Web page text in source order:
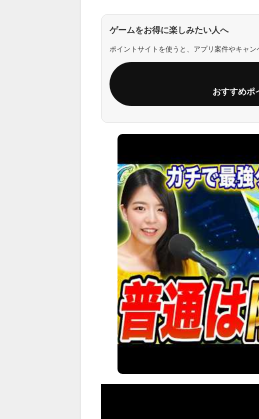
ゲームをお得に楽しみたい人へ
ポイントサイトを使うと、アプリ案件やキャ
おすすめポ